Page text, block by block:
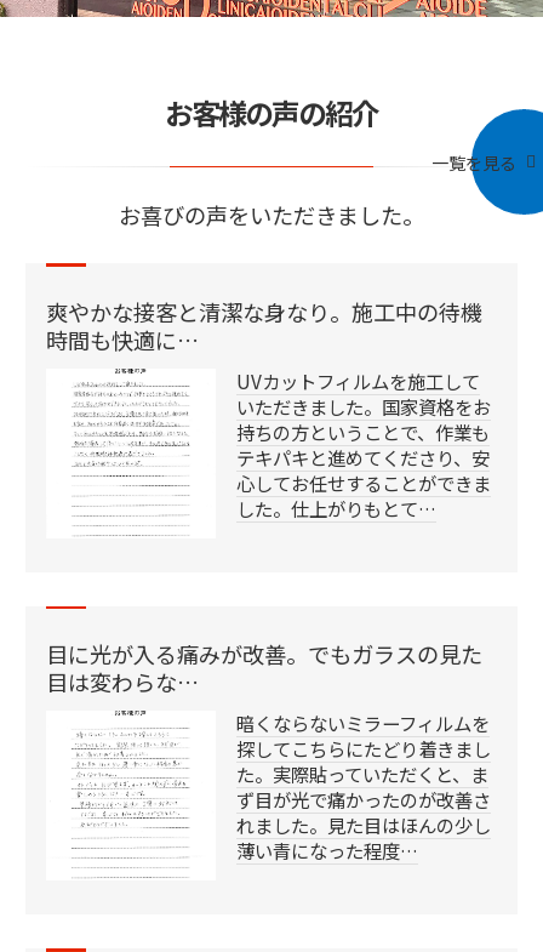
お客様の声の紹介
お喜びの声をいただきました。
一覧を見る
爽やかな接客と清潔な身なり。施工中の待機
時間も快適に…
UVカットフィルムを施工して
いただきました。国家資格をお
持ちの方ということで、作業も
テキパキと進めてくださり、安
心してお任せすることができま
した。仕上がりもとて…
目に光が入る痛みが改善。でもガラスの見た
目は変わらな…
暗くならないミラーフィルムを
探してこちらにたどり着きまし
た。実際貼っていただくと、ま
ず目が光で痛かったのが改善さ
れました。見た目はほんの少し
薄い青になった程度…